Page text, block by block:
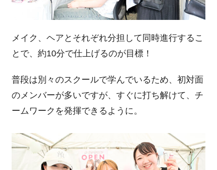
メイク、ヘアとそれぞれ分担して同時進行するこ
とで、約10分で仕上げるのが目標！
普段は別々のスクールで学んでいるため、初対面
のメンバーが多いですが、すぐに打ち解けて、チ
ームワークを発揮できるように。